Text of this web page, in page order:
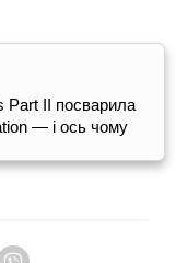
Part II посварила
— і ось чому